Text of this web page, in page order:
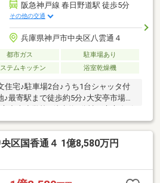
阪急神戸線 春日野道駅 徒歩5分
その他の交通
兵庫県神戸市中央区八雲通４
都市ガス
駐車場あり
テムキッチン 浴室乾燥機
住宅♪駐車場2台♪うち1台シャッタ付
最寄駅まで徒歩約5分♪大安亭市場ま
選ばれ続ける理由1．住宅ローンに自
頭金ゼロで購入可能です。金利や条件
提案可能♪2．初めての購入の方も安
寄り添ったご提案をいたします。3．
。見学予約の詳細はイベント情報を
区国香通４ 1億8,580万円